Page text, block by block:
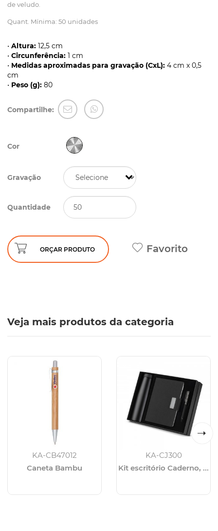
de veludo.
Quant. Mínima: 50 unidades
• Altura: 12,5 cm
• Circunferência: 1 cm
• Medidas aproximadas para gravação (CxL): 4 cm x 0,5
cm
• Peso (g): 80
Compartilhe:
Cor
Gravação
Quantidade
ORÇAR PRODUTO Favorito
Veja mais produtos da categoria
KA-CB47012
Caneta Bambu
KA-CJ300
Kit escritório Caderno, ...